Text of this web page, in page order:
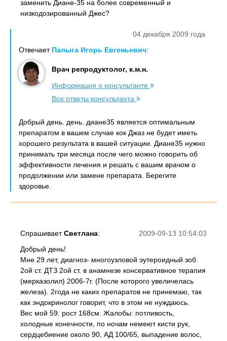
заменить Диане-35 на более современный и
низкодозированный Джес?
04 декабря 2009 года
Отвечает Палыга Игорь Евгеньевич:
Врач репродуктолог, к.м.н.
Информация о консультанте
Все ответы консультанта
Добрый день. день. диане35 является оптимальным
препаратом в вашем случае кок Джаз не будет иметь
хорошего результата в вашей ситуации. Диане35 нужно
принимать три месяца после чего можно говорить об
эффективности лечения и решать с вашим врачом о
продолжении или замене препарата. Берегите
здоровье.
2009-09-13 10:54:03
СпрашиваетСветлана:
Добрый день!
Мне 29 лет, диагноз- многоузловой эутероидный зоб
2ой ст. ДТЗ 2ой ст. в анамнезе консервативное терапия
(мерказолил) 2006-7г. (После которого увеличелась
железа). 2года не каких препаратов не принемаю, так
как эндокринолог говорит, что в этом не нуждаюсь.
Вес мой 59. рост 168см. Жалобы: потливость,
холодные конечности, по ночам немеют кисти рук,
сердцебиение около 90, АД 100/65, выпадение волос,